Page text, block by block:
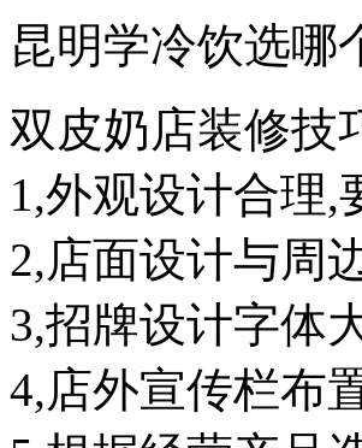
昆明学冷饮选哪
双皮奶店装修技
1,外观设计合理,
2,店面设计与周
3,招牌设计字体
4,店外宣传栏布